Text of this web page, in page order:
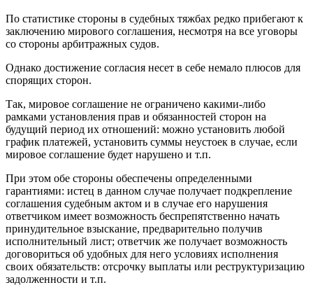
По статистике стороны в судебных тяжбах редко прибегают к
заключению мирового соглашения, несмотря на все уговоры
со стороны арбитражных судов.
Однако достижение согласия несет в себе немало плюсов для
спорящих сторон.
Так, мировое соглашение не ограничено какими-либо
рамками установления прав и обязанностей сторон на
будущий период их отношений: можно установить любой
график платежей, установить суммы неустоек в случае, если
мировое соглашение будет нарушено и т.п.
При этом обе стороны обеспечены определенными
гарантиями: истец в данном случае получает подкрепление
соглашения судебным актом и в случае его нарушения
ответчиком имеет возможность беспрепятственно начать
принудительное взыскание, предварительно получив
исполнительный лист; ответчик же получает возможность
договориться об удобных для него условиях исполнения
своих обязательств: отсрочку выплаты или реструктуризацию
задолженности и т.п.